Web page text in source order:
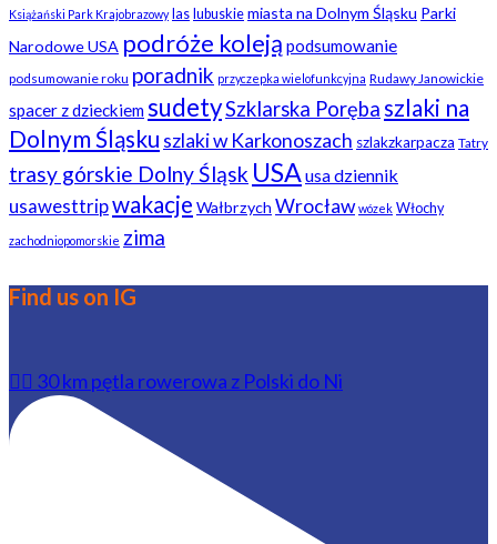
Książański Park Krajobrazowy las lubuskie miasta na Dolnym Śląsku Parki
Narodowe USA podróże koleją podsumowanie
podsumowanie roku poradnik przyczepka wielofunkcyjna Rudawy Janowickie
spacer z dzieckiemsudetySzklarska Porębaszlaki na
Dolnym Śląsku szlaki w Karkonoszach szlakzkarpacza Tatry
trasy górskie Dolny Śląsk USAusa dziennik
usawesttripwakacje Wałbrzych Wrocław wózek Włochy
zachodniopomorskie zima
Find us on IG
🚴‍♂️ 30 km pętla rowerowa z Polski do Ni